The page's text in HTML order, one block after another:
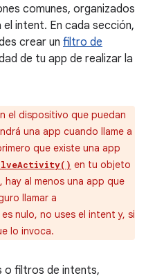
comunes, organizados
intent. En cada sección,
crear un filtro de
de tu app de realizar la
el dispositivo que puedan
una app cuando llame a
que existe una app
en tu objeto
hay al menos una app que
llamar a
nulo, no uses el intent y, si
lo invoca.
o filtros de intents,